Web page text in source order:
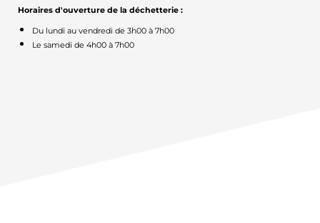
Horaires d'ouverture de la déchetterie :
Du lundi au vendredi de 3h00 à 7h00
Le samedi de 4h00 à 7h00